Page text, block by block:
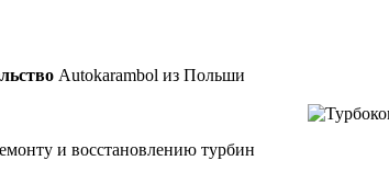
Autokarambol из Польши
и восстановлению турбин